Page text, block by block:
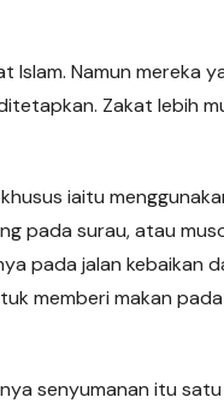
Namun mereka
Zakat lebih
iaitu
pada surau, atau
pada jalan kebaikan
memberi makan
senyumanan itu satu